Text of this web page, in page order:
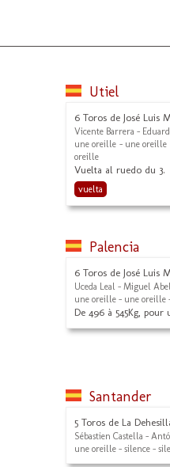
Utiel
6 Toros de José Luis
Vicente Barrera -
une oreille - une
oreille
Vuelta al ruedo du 3.
vuelta
Palencia
6 Toros de José Luis
Uceda Leal - Miguel
une oreille - une oreille
De 496 à 545Kg, pour
Santander
5 Toros de La
Sébastien Castella -
une oreille - silence -